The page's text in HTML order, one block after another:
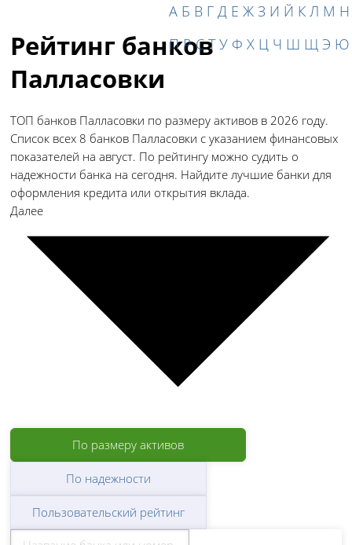
А Б В Г Д Е Ж З И Й К Л М Н
П Р С Т У Ф Х Ц Ч Ш Щ Э Ю
Рейтинг банков
Палласовки
ТОП банков Палласовки по размеру активов в 2026 году.
Список всех 8 банков Палласовки с указанием финансовых
показателей на август. По рейтингу можно судить о
надежности банка на сегодня. Найдите лучшие банки для
оформления кредита или открытия вклада.
Далее
По размеру активов
По надежности
Пользовательский рейтинг